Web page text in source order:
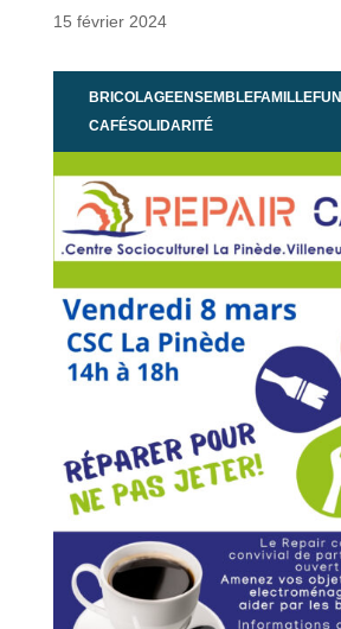
15 février 2024
BRICOLAGEENSEMBLEFAMILLEFUN
CAFÉSOLIDARITÉ